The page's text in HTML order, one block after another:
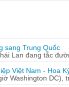
sang Trung Quốc
Lan đang tắc
Việt Nam - Hoa
Washington DC),